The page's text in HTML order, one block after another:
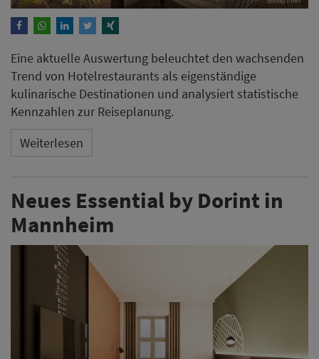
Eine aktuelle Auswertung beleuchtet den wachsenden
Trend von Hotelrestaurants als eigenständige
kulinarische Destinationen und analysiert statistische
Kennzahlen zur Reiseplanung.
Weiterlesen
Neues Essential by Dorint in
Mannheim